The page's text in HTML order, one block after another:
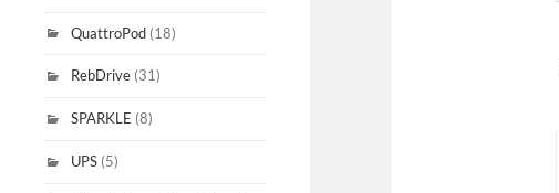
QuattroPod (18)
RebDrive (31)
SPARKLE (8)
UPS (5)